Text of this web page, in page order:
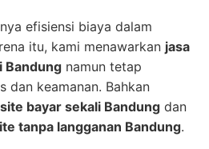
efisiensi biaya dalam
itu, kami menawarkan jasa
Bandung namun tetap
dan keamanan. Bahkan
bayar sekali Bandung dan
tanpa langganan Bandung.